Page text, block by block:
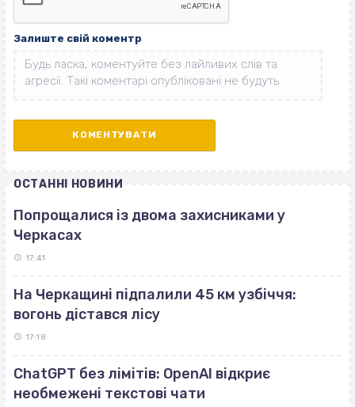
Залиште свій коментр
ОСТАННІ НОВИНИ
Попрощалися із двома захисниками у
Черкасах
17:41
На Черкащині підпалили 45 км узбіччя:
вогонь дістався лісу
17:18
ChatGPT без лімітів: OpenAI відкриє
необмежені текстові чати